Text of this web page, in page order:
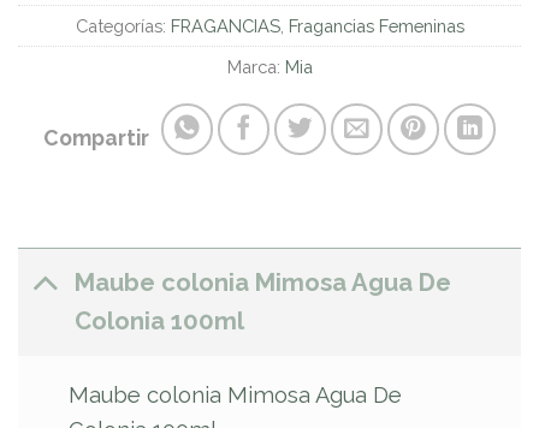
Categorías: FRAGANCIAS, Fragancias Femeninas
Marca: Mia
Compartir
Maube colonia Mimosa Agua De
Colonia 100ml
Maube colonia Mimosa Agua De